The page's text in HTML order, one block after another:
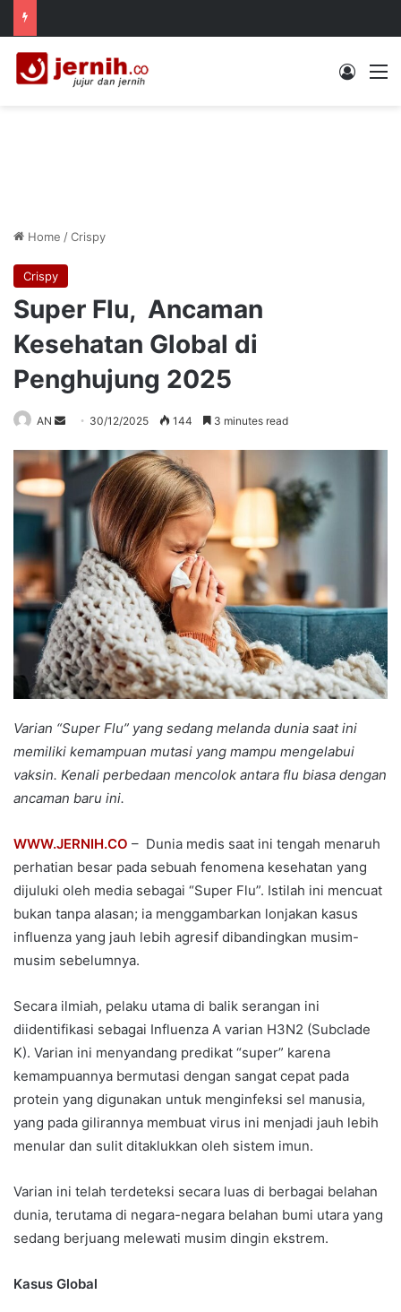
Log In
Home /Crispy
Crispy
Super Flu, Ancaman
Kesehatan Global di
Penghujung 2025
AN
Send
email
30/12/2025 144 3 minutes read
Varian “Super Flu” yang sedang melanda dunia saat ini
memiliki kemampuan mutasi yang mampu mengelabui
vaksin. Kenali perbedaan mencolok antara flu biasa dengan
ancaman baru ini.
WWW.JERNIH.CO – Dunia medis saat ini tengah menaruh
perhatian besar pada sebuah fenomena kesehatan yang
dijuluki oleh media sebagai “Super Flu”. Istilah ini mencuat
bukan tanpa alasan; ia menggambarkan lonjakan kasus
influenza yang jauh lebih agresif dibandingkan musim-
musim sebelumnya.
Secara ilmiah, pelaku utama di balik serangan ini
diidentifikasi sebagai Influenza A varian H3N2 (Subclade
K). Varian ini menyandang predikat “super” karena
kemampuannya bermutasi dengan sangat cepat pada
protein yang digunakan untuk menginfeksi sel manusia,
yang pada gilirannya membuat virus ini menjadi jauh lebih
menular dan sulit ditaklukkan oleh sistem imun.
Varian ini telah terdeteksi secara luas di berbagai belahan
dunia, terutama di negara-negara belahan bumi utara yang
sedang berjuang melewati musim dingin ekstrem.
Kasus Global